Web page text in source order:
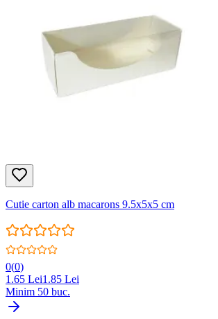
Cutie carton alb macarons 9.5x5x5 cm
0(0)
1.65 Lei1.85 Lei
Minim 50 buc.